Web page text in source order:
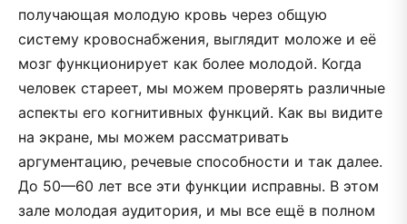
получающая молодую кровь через общую
систему кровоснабжения, выглядит моложе и её
мозг функционирует как более молодой. Когда
человек стареет, мы можем проверять различные
аспекты его когнитивных функций. Как вы видите
на экране, мы можем рассматривать
аргументацию, речевые способности и так далее.
До 50—60 лет все эти функции исправны. В этом
зале молодая аудитория, и мы все ещё в полном